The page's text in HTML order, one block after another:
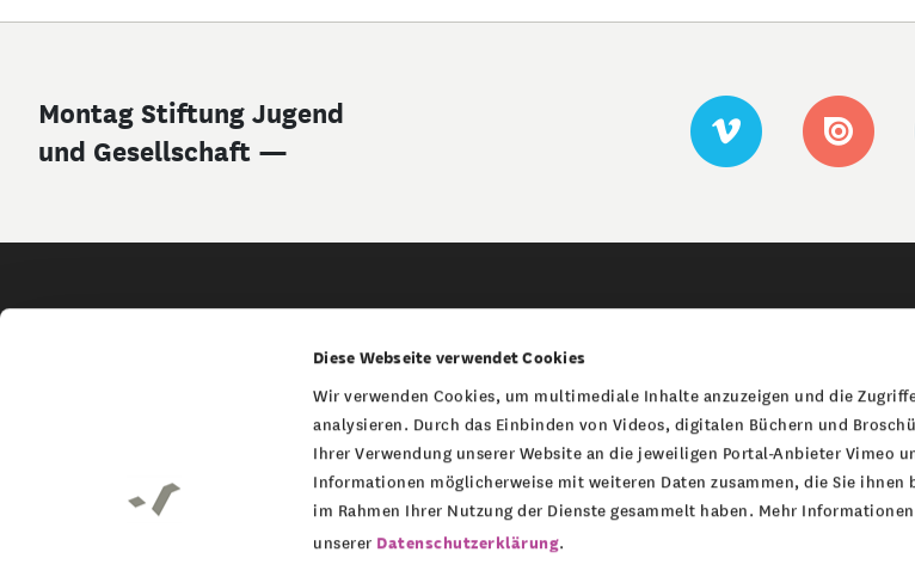
Diese Webseite verwendet Cookies
Wir verwenden Cookies, um multimediale Inhalte anzuzeigen und die
analysieren. Durch das Einbinden von Videos, digitalen Büchern und
Ihrer Verwendung unserer Website an die jeweiligen Portal-Anbieter Vimeo
Informationen möglicherweise mit weiteren Daten zusammen, die Sie ihnen
im Rahmen Ihrer Nutzung der Dienste gesammelt haben. Mehr
unserer Datenschutzerklärung.
Montag Stiftung Jugend
und Gesellschaft —
Kontakt
Impressum
Montag
Montag
Montag